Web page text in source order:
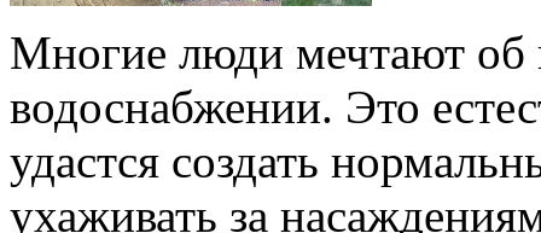
Многие люди мечтают об
водоснабжении. Это
удастся создать
ухаживать за